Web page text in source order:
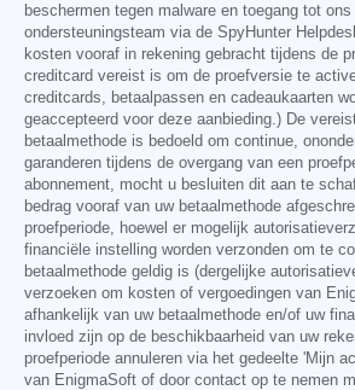
beschermen tegen malware en toegang tot
ondersteuningsteam via de SpyHunter
kosten vooraf in rekening gebracht tijdens de
creditcard vereist is om de proefversie te
creditcards, betaalpassen en cadeaukaarten
geaccepteerd voor deze aanbieding.) De
betaalmethode is bedoeld om continue,
garanderen tijdens de overgang van een
abonnement, mocht u besluiten dit aan te
bedrag vooraf van uw betaalmethode
proefperiode, hoewel er mogelijk
financiële instelling worden verzonden om te
betaalmethode geldig is (dergelijke
verzoeken om kosten of vergoedingen van
afhankelijk van uw betaalmethode en/of uw
invloed zijn op de beschikbaarheid van uw
proefperiode annuleren via het gedeelte 'Mijn
van EnigmaSoft of door contact op te nemen